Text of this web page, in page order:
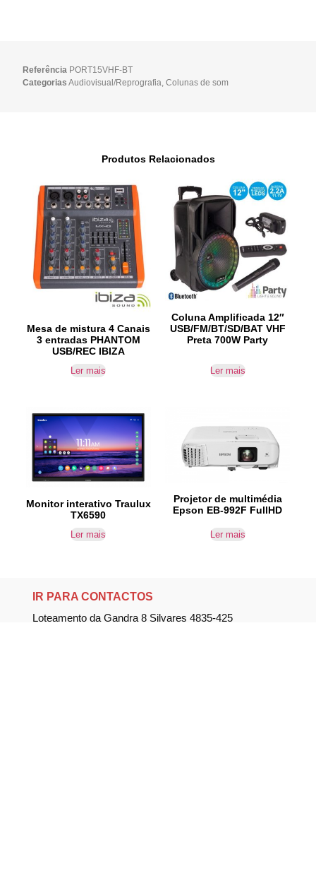
Referência PORT15VHF-BT
Categorias Audiovisual/Reprografia,Colunas de som
Produtos Relacionados
Mesa de mistura 4 Canais
3 entradas PHANTOM
USB/REC IBIZA
Ler mais
Coluna Amplificada 12″
USB/FM/BT/SD/BAT VHF
Preta 700W Party
Ler mais
Monitor interativo Traulux
TX6590
Ler mais
Projetor de multimédia
Epson EB-992F FullHD
Ler mais
IR PARA CONTACTOS
Loteamento da Gandra 8 Silvares 4835-425